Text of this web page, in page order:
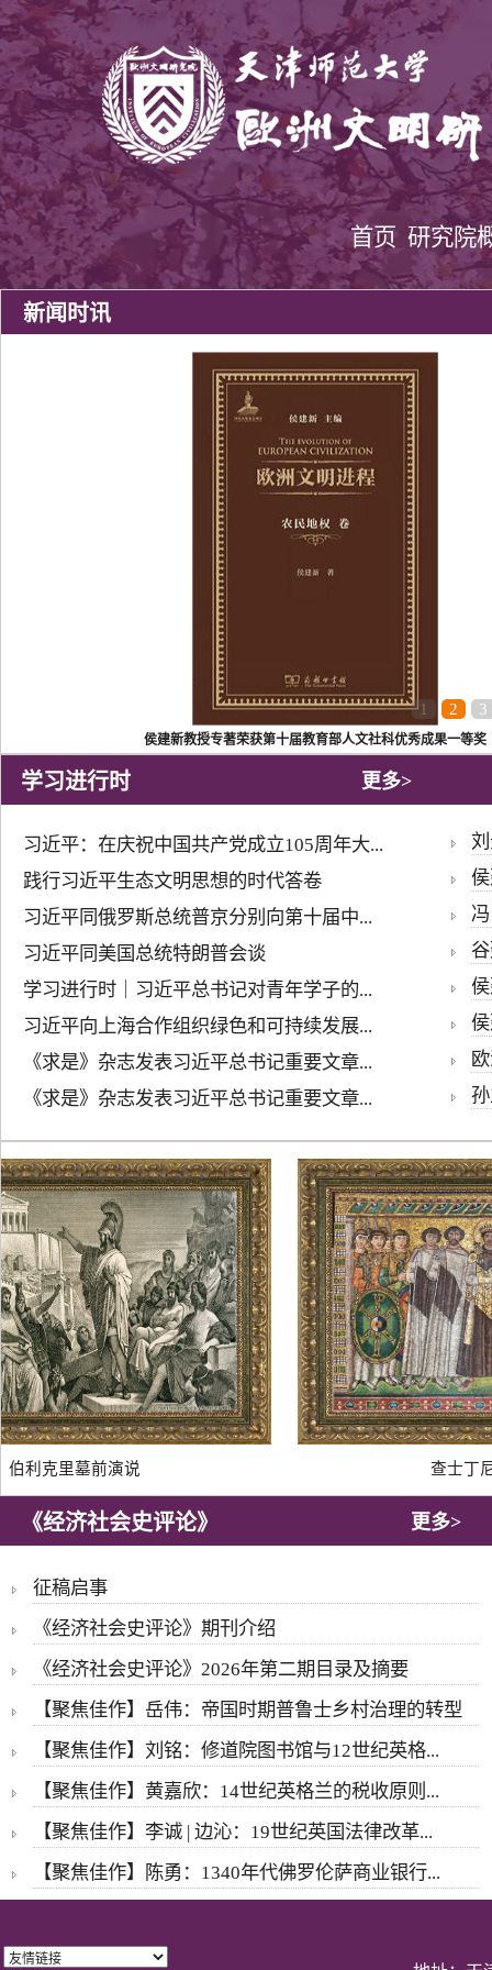
首页 研究院
新闻时讯
1 2 3
侯建新教授专著荣获第十届教育部人文社科优秀成果一等奖
学习进行时 更多>
习近平：在庆祝中国共产党成立105周年大...
践行习近平生态文明思想的时代答卷
习近平同俄罗斯总统普京分别向第十届中...
习近平同美国总统特朗普会谈
学习进行时｜习近平总书记对青年学子的...
习近平向上海合作组织绿色和可持续发展...
《求是》杂志发表习近平总书记重要文章...
《求是》杂志发表习近平总书记重要文章...
利克里墓前演说 查士丁尼
《经济社会史评论》 更多>
征稿启事
《经济社会史评论》期刊介绍
《经济社会史评论》2026年第二期目录及摘要
【聚焦佳作】岳伟：帝国时期普鲁士乡村治理的转型
【聚焦佳作】刘铭：修道院图书馆与12世纪英格...
【聚焦佳作】黄嘉欣：14世纪英格兰的税收原则...
【聚焦佳作】李诚 | 边沁：19世纪英国法律改革...
【聚焦佳作】陈勇：1340年代佛罗伦萨商业银行...